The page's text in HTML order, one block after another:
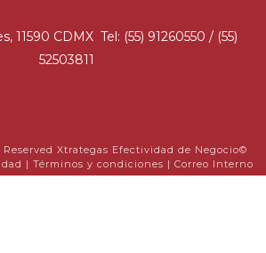
11590 CDMX Tel: (55) 91260550 / (55)
52503811
Xtrategas Efectividad de Negocio©
| Términos y condiciones | Correo Interno